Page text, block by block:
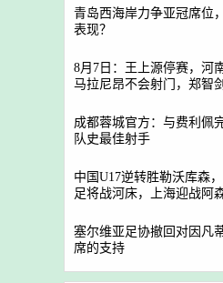
青岛西海岸力争亚冠席位
表现？
8月7日：王上源停赛，河
马拉尼昂不会射门，郑智
成都蓉城官方：与费利佩
队史最佳射手
中国U17逆转胜勒沃库森
足将战河床，上海迎战阿
塞尔维亚足协撤回对因凡
席的支持